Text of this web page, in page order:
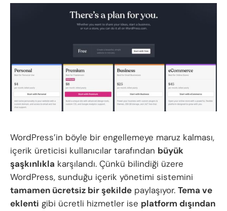
WordPress’in böyle bir engellemeye maruz kalması,
içerik üreticisi kullanıcılar tarafından büyük
şaşkınlıkla karşılandı. Çünkü bilindiği üzere
WordPress, sunduğu içerik yönetimi sistemini
tamamen ücretsiz bir şekilde paylaşıyor. Tema ve
eklenti gibi ücretli hizmetler ise platform dışından